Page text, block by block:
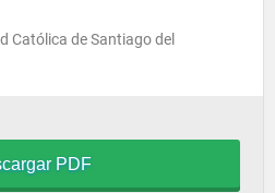
Católica de Santiago del
PDF